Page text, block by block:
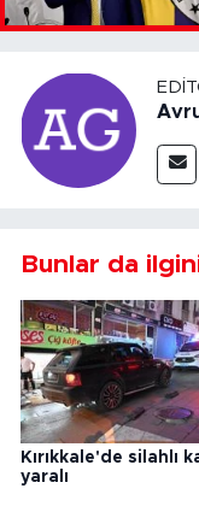
Bunlar da
Kırıkkale'de silahlı
yaralı